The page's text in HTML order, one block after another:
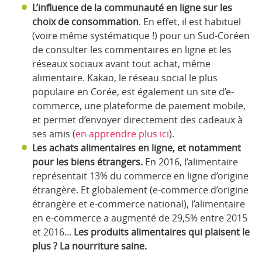
L’influence de la communauté en ligne sur les
choix de consommation. En effet, il est habituel
(voire même systématique !) pour un Sud-Coréen
de consulter les commentaires en ligne et les
réseaux sociaux avant tout achat, même
alimentaire. Kakao, le réseau social le plus
populaire en Corée, est également un site d’e-
commerce, une plateforme de paiement mobile,
et permet d’envoyer directement des cadeaux à
ses amis (en apprendre plus ici).
Les achats alimentaires en ligne, et notamment
pour les biens étrangers. En 2016, l’alimentaire
représentait 13% du commerce en ligne d’origine
étrangère. Et globalement (e-commerce d’origine
étrangère et e-commerce national), l’alimentaire
en e-commerce a augmenté de 29,5% entre 2015
et 2016... Les produits alimentaires qui plaisent le
plus ? La nourriture saine.